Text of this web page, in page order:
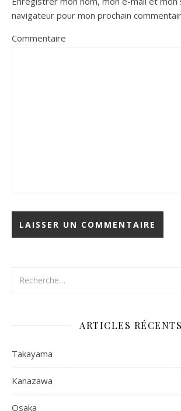
navigateur pour mon prochain
Commentaire
ARTICLES RÉCENTS
Takayama
Kanazawa
Osaka